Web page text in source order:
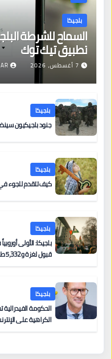
بلجيكا
السماح للشرطة
تطبيق تيك توك
7 أغسطس، 2026
بلجيكا
جنود بلجيكيون
بلجيكا
كيف تتقدم للجوء
بلجيكا
بلجيكا
الحكومة
الكراهية على